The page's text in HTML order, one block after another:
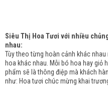
Siêu Thị Hoa Tươi với nhiều
nhau:
Tùy theo từng hoàn cảnh khác
hoa khác nhau. Mỗi bó hoa hay giỏ
phẩm sẽ là thông điệp mà khách
như: Hoa tươi chúc mừng khai